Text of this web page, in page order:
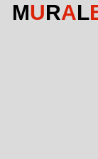
MURAL